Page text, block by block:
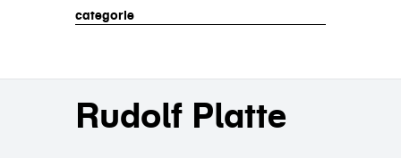
categorie
Rudolf Platte